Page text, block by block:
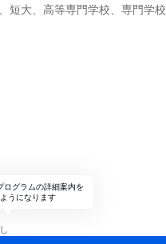
短大、高等専門学校、専門学校
ログラムの詳細案内を
うになります